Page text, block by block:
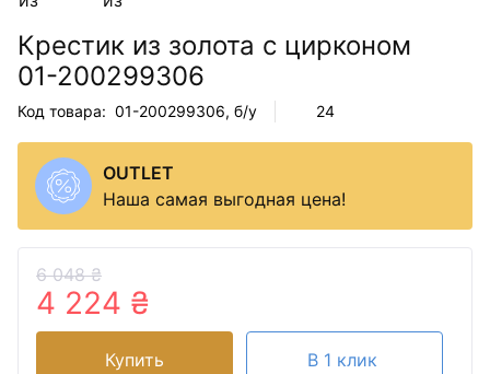
Крестик из золота с цирконом
01-200299306
Код товара: 01-200299306, б/у 24
OUTLET
Наша самая выгодная цена!
6 048 ₴
4 224 ₴
Купить В 1 клик